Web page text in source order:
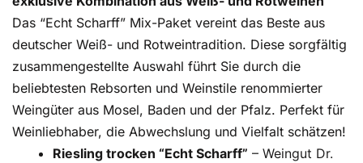
Das “Echt Scharff” Mix-Paket vereint das Beste aus
deutscher Weiß- und Rotweintradition. Diese sorgfältig
zusammengestellte Auswahl führt Sie durch die
beliebtesten Rebsorten und Weinstile renommierter
Weingüter aus Mosel, Baden und der Pfalz. Perfekt für
Weinliebhaber, die Abwechslung und Vielfalt schätzen!
Riesling trocken “Echt Scharff” – Weingut Dr.